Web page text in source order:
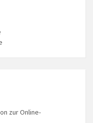
zur Online-